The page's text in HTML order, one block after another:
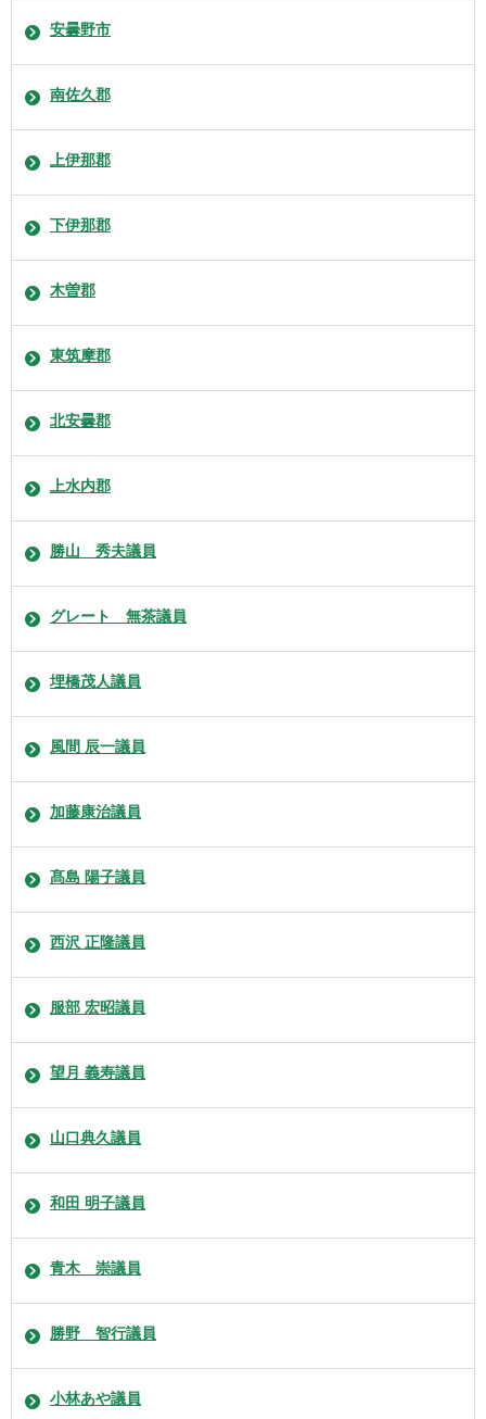
安曇野市
南佐久郡
上伊那郡
下伊那郡
木曽郡
東筑摩郡
北安曇郡
上水内郡
勝山 秀夫議員
グレート 無茶議員
埋橋茂人議員
風間 辰一議員
加藤康治議員
髙島 陽子議員
西沢 正隆議員
服部 宏昭議員
望月 義寿議員
山口典久議員
和田 明子議員
青木 崇議員
勝野 智行議員
小林あや議員